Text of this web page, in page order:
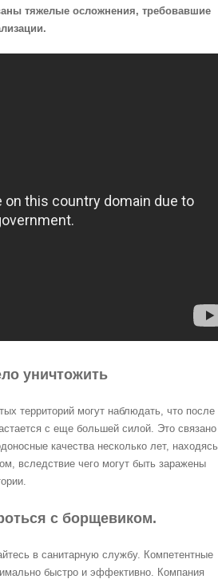
тяжелые осложнения, требовавшие
уничтожить
территорий могут наблюдать, что после
с еще большей силой. Это связано
качества несколько лет, находясь
вследствие чего могут быть заражены
с борщевиком.
в санитарную службу. Компетентные
быстро и эффективно. Компания